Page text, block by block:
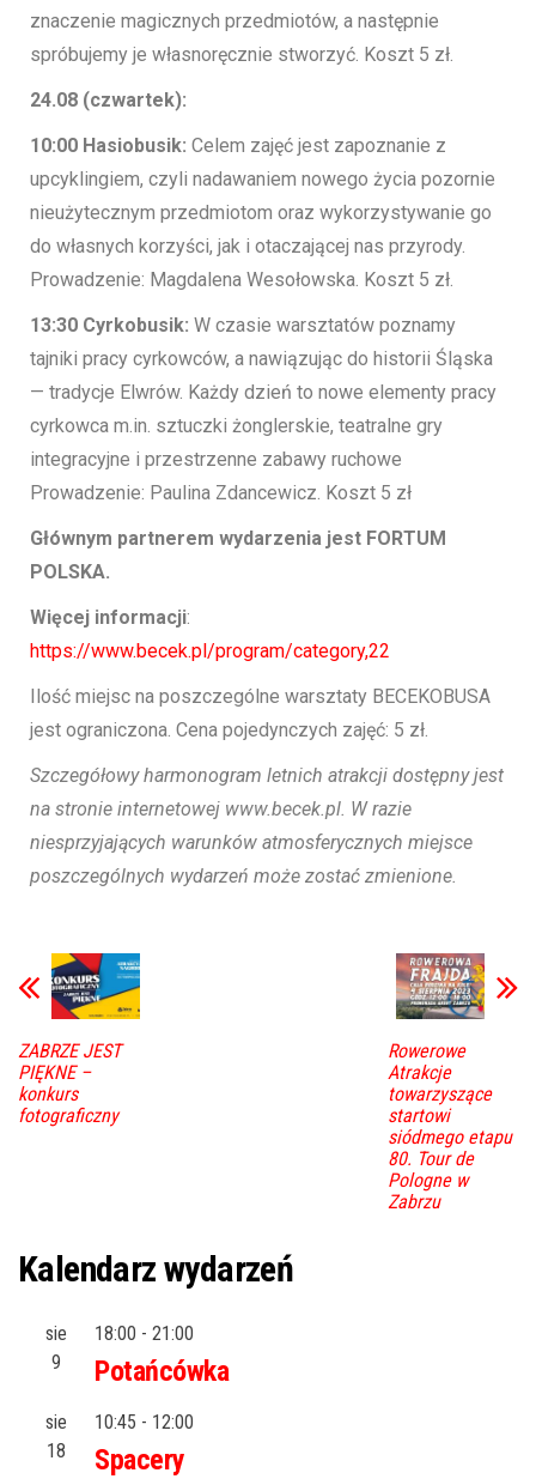
znaczenie magicznych przedmiotów, a następnie
spróbujemy je własnoręcznie stworzyć. Koszt 5 zł.
24.08 (czwartek):
10:00 Hasiobusik: Celem zajęć jest zapoznanie z
upcyklingiem, czyli nadawaniem nowego życia pozornie
nieużytecznym przedmiotom oraz wykorzystywanie go
do własnych korzyści, jak i otaczającej nas przyrody.
Prowadzenie: Magdalena Wesołowska. Koszt 5 zł.
13:30 Cyrkobusik: W czasie warsztatów poznamy
tajniki pracy cyrkowców, a nawiązując do historii Śląska
— tradycje Elwrów. Każdy dzień to nowe elementy pracy
cyrkowca m.in. sztuczki żonglerskie, teatralne gry
integracyjne i przestrzenne zabawy ruchowe
Prowadzenie: Paulina Zdancewicz. Koszt 5 zł
Głównym partnerem wydarzenia jest FORTUM
POLSKA.
Więcej informacji:
https://www.becek.pl/program/category,22
Ilość miejsc na poszczególne warsztaty BECEKOBUSA
jest ograniczona. Cena pojedynczych zajęć: 5 zł.
Szczegółowy harmonogram letnich atrakcji dostępny jest
na stronie internetowej www.becek.pl. W razie
niesprzyjających warunków atmosferycznych miejsce
poszczególnych wydarzeń może zostać zmienione.
ZABRZE JEST
PIĘKNE –
konkurs
fotograficzny
Rowerowe
Atrakcje
towarzyszące
startowi
siódmego etapu
80. Tour de
Pologne w
Zabrzu
Kalendarz wydarzeń
sie
9
18:00 - 21:00
Potańcówka
sie
18
10:45 - 12:00
Spacery